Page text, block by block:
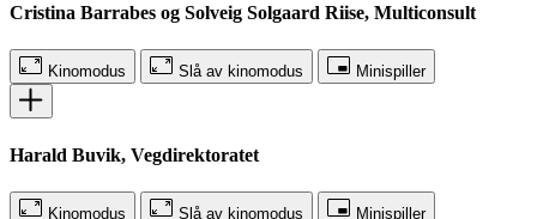
Cristina Barrabes og Solveig Solgaard Riise, Multiconsult
Kinomodus Slå av kinomodus Minispiller
Harald Buvik, Vegdirektoratet
Kinomodus Slå av kinomodus Minispiller